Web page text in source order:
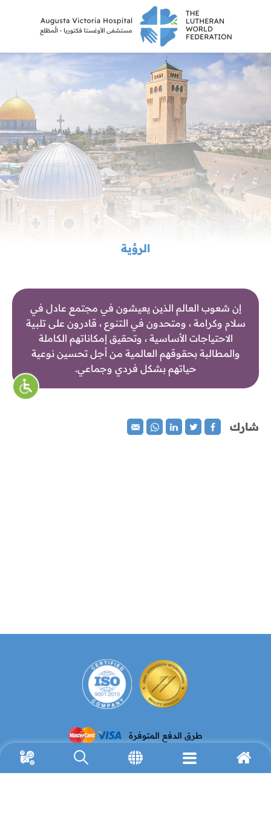
الرؤية
إن شعوب العالم الذين يعيشون في مجتمع عادل في
سلام وكرامة ، ومتحدون في التنوع ، قادرون على تلبية
الاحتياجات الأساسية ، وتحقيق إمكاناتهم الكاملة
والمطالبة بحقوقهم العالمية من أجل تحسين نوعية
حياتهم بشكل فردي وجماعي.
شارك
طرق الدفع المتوفرة
البريد الإلكتروني رقم الهاتف